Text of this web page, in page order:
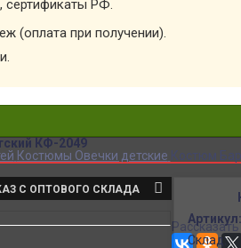
сертификаты РФ.
(оплата при получении).
КФ-2049
Костюмы Овечки детские Костюм
С ОПТОВОГО СКЛАДА
Артикул:
Склад: